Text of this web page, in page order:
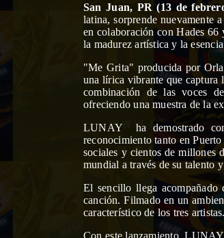
San Juan, PR (13 de
latina, sorprende nuevamente
en colaboración con Hades 66
la madurez artística y la
"Me Grita" producida por
una lírica vibrante que captura
combinación de las voces
ofreciendouna muestra de la
LUNAY ha demostrado
reconocimiento tanto en
sociales y cientos de millones
mundial a través de su talento
El sencillo llega
canción. Filmado en un
característico de los tres artistas.
Con este lanzamiento,